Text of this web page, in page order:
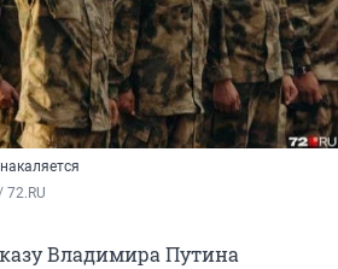
Владимира Путина